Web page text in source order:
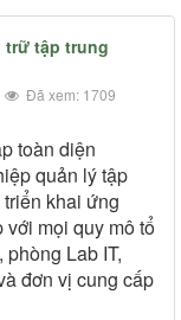
trữ tập trung
Đã xem: 1709
toàn diện
quản lý tập
khai ứng
mọi quy mô tổ
Lab IT,
đơn vị cung cấp